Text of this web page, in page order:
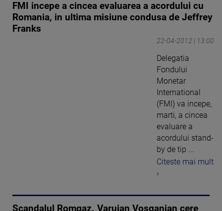
FMI incepe a cincea evaluarea a acordului cu
Romania, in ultima misiune condusa de Jeffrey
Franks
22-04-2012 | 13:00
Delegatia
Fondului
Monetar
International
(FMI) va incepe,
marti, a cincea
evaluare a
acordului stand-
by de tip ...
Citeste mai mult
›
Scandalul Romgaz. Varujan Vosganian cere